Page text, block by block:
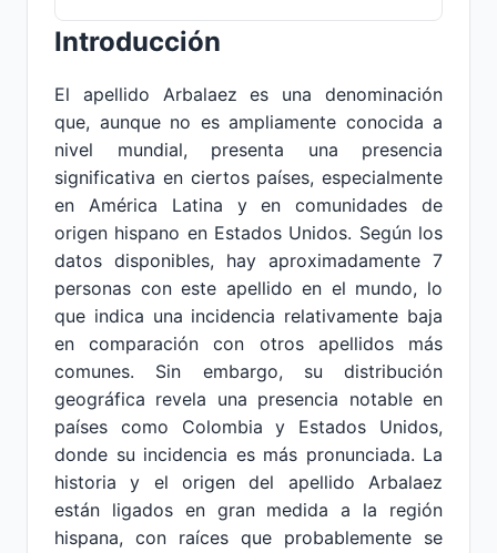
Introducción
El apellido Arbalaez es una denominación
que, aunque no es ampliamente conocida a
nivel mundial, presenta una presencia
significativa en ciertos países, especialmente
en América Latina y en comunidades de
origen hispano en Estados Unidos. Según los
datos disponibles, hay aproximadamente 7
personas con este apellido en el mundo, lo
que indica una incidencia relativamente baja
en comparación con otros apellidos más
comunes. Sin embargo, su distribución
geográfica revela una presencia notable en
países como Colombia y Estados Unidos,
donde su incidencia es más pronunciada. La
historia y el origen del apellido Arbalaez
están ligados en gran medida a la región
hispana, con raíces que probablemente se